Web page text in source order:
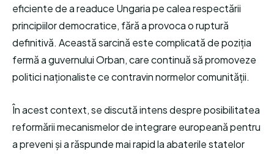
eficiente de a readuce Ungaria pe calea respectării
principiilor democratice, fără a provoca o ruptură
definitivă. Această sarcină este complicată de poziția
fermă a guvernului Orban, care continuă să promoveze
politici naționaliste ce contravin normelor comunității.
În acest context, se discută intens despre posibilitatea
reformării mecanismelor de integrare europeană pentru
a preveni și a răspunde mai rapid la abaterile statelor